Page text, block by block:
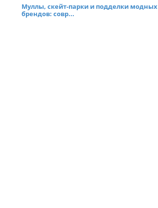
Муллы, скейт-парки и подделки модных
брендов: совр...